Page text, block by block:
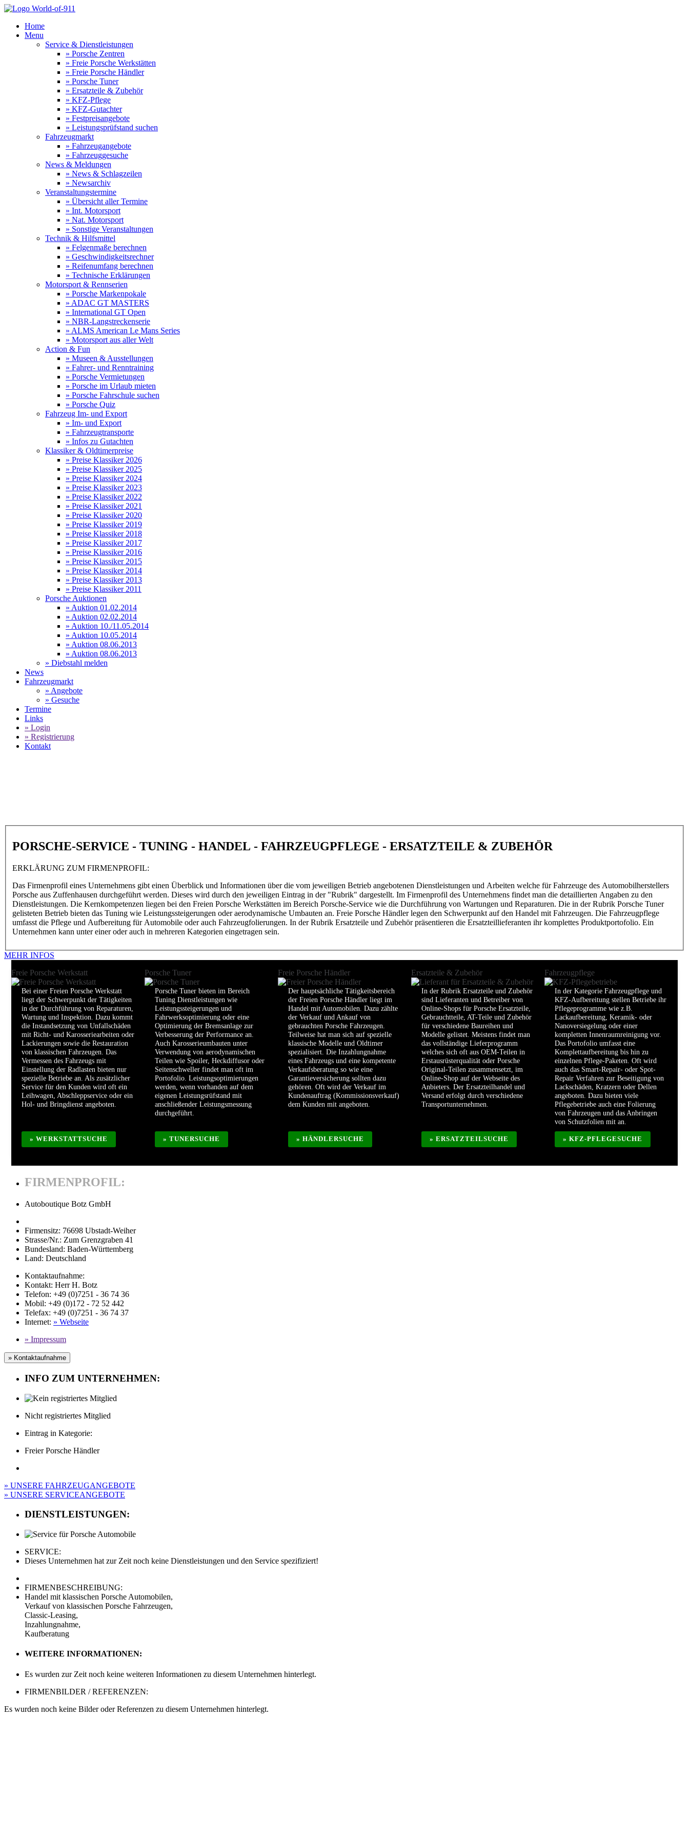
Home
Menu
Service & Dienstleistungen
» Porsche Zentren
» Freie Porsche Werkstätten
» Freie Porsche Händler
» Porsche Tuner
» Ersatzteile & Zubehör
» KFZ-Pflege
» KFZ-Gutachter
» Festpreisangebote
» Leistungsprüfstand suchen
Fahrzeugmarkt
» Fahrzeugangebote
» Fahrzeuggesuche
News & Meldungen
» News & Schlagzeilen
» Newsarchiv
Veranstaltungstermine
» Übersicht aller Termine
» Int. Motorsport
» Nat. Motorsport
» Sonstige Veranstaltungen
Technik & Hilfsmittel
» Felgenmaße berechnen
» Geschwindigkeitsrechner
» Reifenumfang berechnen
» Technische Erklärungen
Motorsport & Rennserien
» Porsche Markenpokale
» ADAC GT MASTERS
» International GT Open
» NBR-Langstreckenserie
» ALMS American Le Mans Series
» Motorsport aus aller Welt
Action & Fun
» Museen & Ausstellungen
» Fahrer- und Renntraining
» Porsche Vermietungen
» Porsche im Urlaub mieten
» Porsche Fahrschule suchen
» Porsche Quiz
Fahrzeug Im- und Export
» Im- und Export
» Fahrzeugtransporte
» Infos zu Gutachten
Klassiker & Oldtimerpreise
» Preise Klassiker 2026
» Preise Klassiker 2025
» Preise Klassiker 2024
» Preise Klassiker 2023
» Preise Klassiker 2022
» Preise Klassiker 2021
» Preise Klassiker 2020
» Preise Klassiker 2019
» Preise Klassiker 2018
» Preise Klassiker 2017
» Preise Klassiker 2016
» Preise Klassiker 2015
» Preise Klassiker 2014
» Preise Klassiker 2013
» Preise Klassiker 2011
Porsche Auktionen
» Auktion 01.02.2014
» Auktion 02.02.2014
» Auktion 10./11.05.2014
» Auktion 10.05.2014
» Auktion 08.06.2013
» Auktion 08.06.2013
» Diebstahl melden
News
Fahrzeugmarkt
» Angebote
» Gesuche
Termine
Links
» Login
» Registrierung
Kontakt
PORSCHE-SERVICE - TUNING - HANDEL - FAHRZEUGPFLEGE - ERSATZTEILE & ZUBEHÖR
ERKLÄRUNG ZUM FIRMENPROFIL:
Das Firmenprofil eines Unternehmens gibt einen Überblick und Informationen über die vom jeweiligen Betrieb angebotenen Dienstleistungen und Arbeiten welche für Fahrzeuge des Automobilherstellers
Porsche aus Zuffenhausen durchgeführt werden. Dieses wird durch den jeweiligen Eintrag in der "Rubrik" dargestellt. Im Firmenprofil des Unternehmens findet man die detaillierten Angaben zu den
Dienstleistungen. Die Kernkompetenzen liegen bei den Freien Porsche Werkstätten im Bereich Porsche-Service wie die Durchführung von Wartungen und Reparaturen. Die in der Rubrik Porsche Tuner
gelisteten Betrieb bieten das Tuning wie Leistungssteigerungen oder aerodynamische Umbauten an. Freie Porsche Händler legen den Schwerpunkt auf den Handel mit Fahrzeugen. Die Fahrzeugpflege
umfasst die Pflege und Aufbereitung für Automobile oder auch Fahrzeugfolierungen. In der Rubrik Ersatzteile und Zubehör präsentieren die Ersatzteillieferanten ihr komplettes Produktportofolio. Ein
Unternehmen kann unter einer oder auch in mehreren Kategorien eingetragen sein.
MEHR INFOS
Freie Porsche Werkstatt
Bei einer Freien Porsche Werkstatt
liegt der Schwerpunkt der Tätigkeiten
in der Durchführung von Reparaturen,
Wartung und Inspektion. Dazu kommt
die Instandsetzung von Unfallschäden
mit Richt- und Karosseriearbeiten oder
Lackierungen sowie die Restauration
von klassischen Fahrzeugen. Das
Vermessen des Fahrzeugs mit
Einstellung der Radlasten bieten nur
spezielle Betriebe an. Als zusätzlicher
Service für den Kunden wird oft ein
Leihwagen, Abschleppservice oder ein
Hol- und Bringdienst angeboten.
» WERKSTATTSUCHE
Porsche Tuner
Porsche Tuner bieten im Bereich
Tuning Dienstleistungen wie
Leistungssteigerungen und
Fahrwerksoptimierung oder eine
Optimierung der Bremsanlage zur
Verbesserung der Performance an.
Auch Karosserieumbauten unter
Verwendung von aerodynamischen
Teilen wie Spoiler, Heckdiffusor oder
Seitenschweller findet man oft im
Portofolio. Leistungsoptimierungen
werden, wenn vorhanden auf dem
eigenen Leistungsrüfstand mit
anschließender Leistungsmessung
durchgeführt.
» TUNERSUCHE
Freie Porsche Händler
Der hauptsächliche Tätigkeitsbereich
der Freien Porsche Händler liegt im
Handel mit Automobilen. Dazu zählte
der Verkauf und Ankauf von
gebrauchten Porsche Fahrzeugen.
Teilweise hat man sich auf spezielle
klassische Modelle und Oldtimer
spezialisiert. Die Inzahlungnahme
eines Fahrzeugs und eine kompetente
Verkaufsberatung so wie eine
Garantieversicherung sollten dazu
gehören. Oft wird der Verkauf im
Kundenauftrag (Kommissionsverkauf)
dem Kunden mit angeboten.
» HÄNDLERSUCHE
Ersatzteile & Zubehör
In der Rubrik Ersatzteile und Zubehör
sind Lieferanten und Betreiber von
Online-Shops für Porsche Ersatzteile,
Gebrauchtteile, AT-Teile und Zubehör
für verschiedene Baureihen und
Modelle gelistet. Meistens findet man
das vollständige Lieferprogramm
welches sich oft aus OEM-Teilen in
Erstausrüsterqualität oder Porsche
Original-Teilen zusammensetzt, im
Online-Shop auf der Webseite des
Anbieters. Der Ersatzteilhandel und
Versand erfolgt durch verschiedene
Transportunternehmen.
» ERSATZTEILSUCHE
Fahrzeugpflege
In der Kategorie Fahrzeugpflege und
KFZ-Aufbereitung stellen Betriebe ihr
Pflegeprogramme wie z.B.
Lackaufbereitung, Keramik- oder
Nanoversiegelung oder einer
kompletten Innenraumreinigung vor.
Das Portofolio umfasst eine
Komplettaufbereitung bis hin zu
einzelnen Pflege-Paketen. Oft wird
auch das Smart-Repair- oder Spot-
Repair Verfahren zur Beseitigung von
Lackschäden, Kratzern oder Dellen
angeboten. Dazu bieten viele
Pflegebetriebe auch eine Folierung
von Fahrzeugen und das Anbringen
von Schutzfolien mit an.
» KFZ-PFLEGESUCHE
FIRMENPROFIL:
Autoboutique Botz GmbH
Firmensitz: 76698 Ubstadt-Weiher
Strasse/Nr.: Zum Grenzgraben 41
Bundesland: Baden-Württemberg
Land: Deutschland
Kontaktaufnahme:
Kontakt: Herr H. Botz
Telefon: +49 (0)7251 - 36 74 36
Mobil: +49 (0)172 - 72 52 442
Telefax: +49 (0)7251 - 36 74 37
Internet: » Webseite
» Impressum
» Kontaktaufnahme
INFO ZUM UNTERNEHMEN:
Nicht registriertes Mitglied
Eintrag in Kategorie:
Freier Porsche Händler
» UNSERE FAHRZEUGANGEBOTE
» UNSERE SERVICEANGEBOTE
DIENSTLEISTUNGEN:
SERVICE:
Dieses Unternehmen hat zur Zeit noch keine Dienstleistungen und den Service spezifiziert!
FIRMENBESCHREIBUNG:
Handel mit klassischen Porsche Automobilen,
Verkauf von klassischen Porsche Fahrzeugen,
Classic-Leasing,
Inzahlungnahme,
Kaufberatung
WEITERE INFORMATIONEN:
Es wurden zur Zeit noch keine weiteren Informationen zu diesem Unternehmen hinterlegt.
FIRMENBILDER / REFERENZEN:
Es wurden noch keine Bilder oder Referenzen zu diesem Unternehmen hinterlegt.